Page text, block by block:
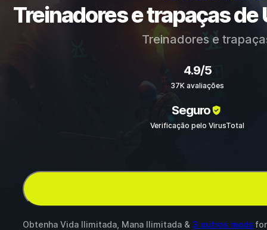
Treinadores e trapaças
Treinadores e
4.9/5
37K avaliações
Seguro
Verificação pelo VirusTotal
Obtenha Vida Ilimitada, Mana Ilimitada & 3 outros mods